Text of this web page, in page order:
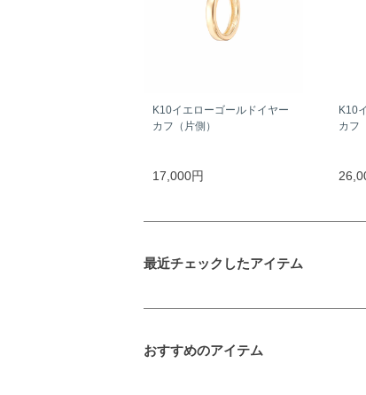
K10イエローゴールドイヤー
カフ（片側）
17,000円
K10
カフ
最近チェックしたアイテム
おすすめのアイテム